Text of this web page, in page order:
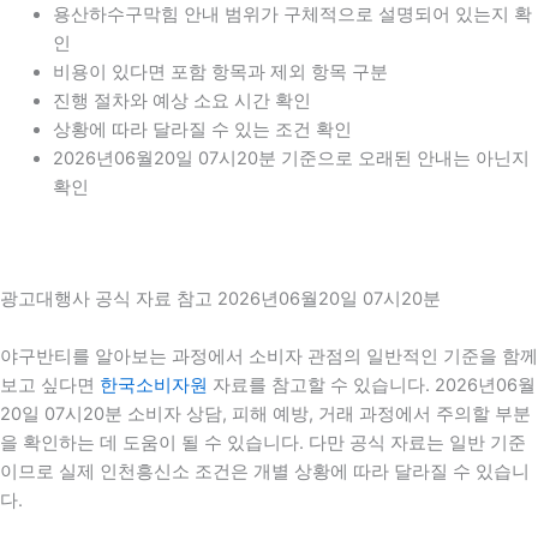
용산하수구막힘 안내 범위가 구체적으로 설명되어 있는지 확
인
비용이 있다면 포함 항목과 제외 항목 구분
진행 절차와 예상 소요 시간 확인
상황에 따라 달라질 수 있는 조건 확인
2026년06월20일 07시20분 기준으로 오래된 안내는 아닌지
확인
광고대행사 공식 자료 참고 2026년06월20일 07시20분
야구반티를 알아보는 과정에서 소비자 관점의 일반적인 기준을 함께
보고 싶다면 한국소비자원 자료를 참고할 수 있습니다. 2026년06월
20일 07시20분 소비자 상담, 피해 예방, 거래 과정에서 주의할 부분
을 확인하는 데 도움이 될 수 있습니다. 다만 공식 자료는 일반 기준
이므로 실제 인천흥신소 조건은 개별 상황에 따라 달라질 수 있습니
다.